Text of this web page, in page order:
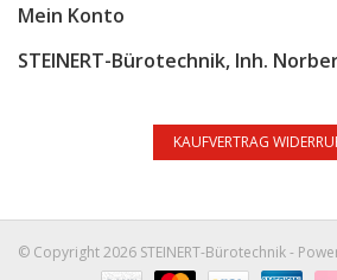
Mein Konto
STEINERT-Bürotechnik, Inh.
KAUFVERTRAG
© Copyright 2026 STEINERT-Bürotechnik -